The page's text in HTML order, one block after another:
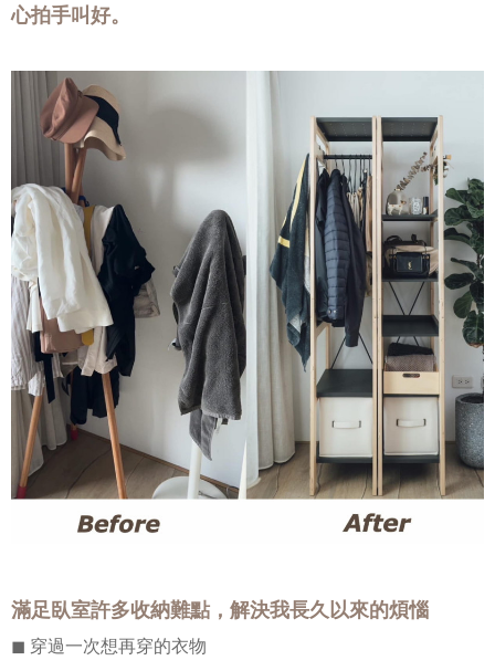
心拍手叫好。
滿足臥室許多收納難點，解決我長久以來的煩惱
◼︎ 穿過一次想再穿的衣物